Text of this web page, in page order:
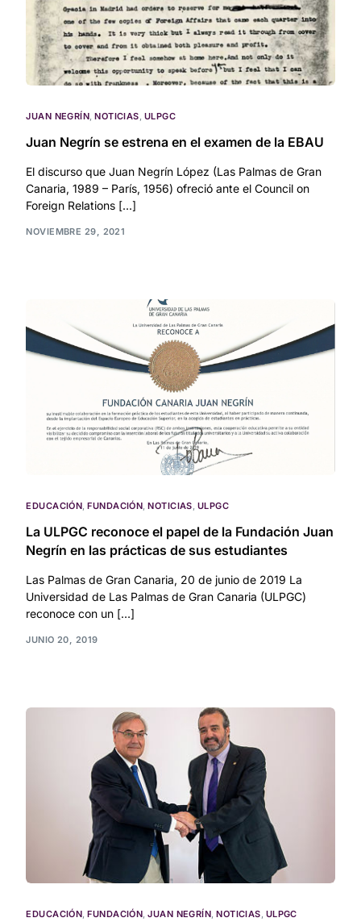
JUAN NEGRÍN,NOTICIAS, ULPGC
Juan Negrín se estrena en el examen de la EBAU
El discurso que Juan Negrín López (Las Palmas de Gran
Canaria, 1989 – París, 1956) ofreció ante el Council on
Foreign Relations […]
NOVIEMBRE 29, 2021
EDUCACIÓN,FUNDACIÓN,NOTICIAS, ULPGC
La ULPGC reconoce el papel de la Fundación Juan
Negrín en las prácticas de sus estudiantes
Las Palmas de Gran Canaria, 20 de junio de 2019 La
Universidad de Las Palmas de Gran Canaria (ULPGC)
reconoce con un […]
JUNIO 20, 2019
EDUCACIÓN,FUNDACIÓN,JUAN NEGRÍN,NOTICIAS, ULPGC